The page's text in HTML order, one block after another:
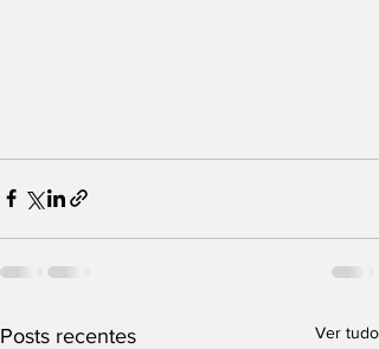
Posts recentes Ver tudo